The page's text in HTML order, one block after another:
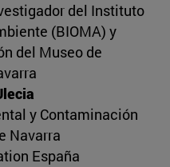
del Instituto
(BIOMA) y
del Museo de
y Contaminación
Navarra
España